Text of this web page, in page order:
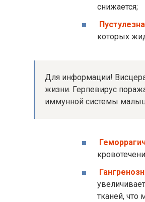
снижается;
которых
Для информации!
жизни. Герпевирус
иммунной системы
тканей, что